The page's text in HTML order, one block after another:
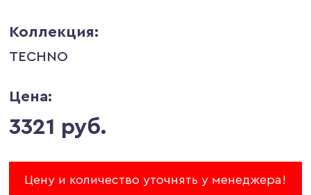
Коллекция:
TECHNO
Цена:
3321 руб.
Цену и количество уточнять у менеджера!